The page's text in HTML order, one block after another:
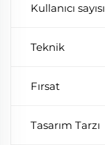
Kullanıcı sayısı
Teknik
Fırsat
Tasarım Tarzı